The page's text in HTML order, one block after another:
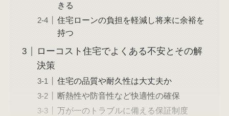
きる
住宅ローンの負担を軽減し将来に余裕を
持つ
ローコスト住宅でよくある不安とその解
決策
住宅の品質や耐久性は大丈夫か
断熱性や防音性など快適性の確保
万が一のトラブルに備える保証制度